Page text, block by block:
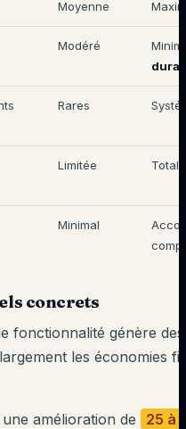
Moyenne
Modéré
Rares
Limitée
Minimal
concrets
fonctionnalité génère
les économies
amélioration de
25 à